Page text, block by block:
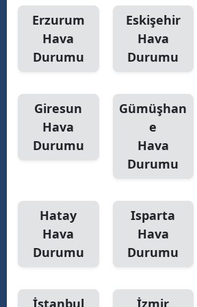
Erzurum
Hava
Durumu
Eskişehir
Hava
Durumu
Giresun
Hava
Durumu
Gümüşhan
e
Hava
Durumu
Hatay
Hava
Durumu
Isparta
Hava
Durumu
İstanbul İzmir